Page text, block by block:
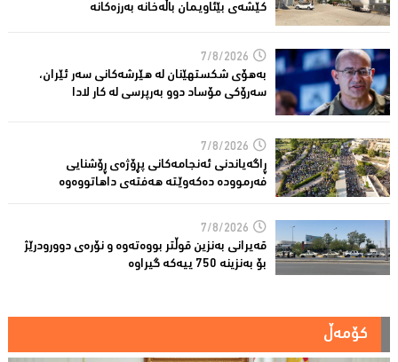
کێشەى بێئاویمان باڵەخانە بەرزەكانە
7/8/2026
بەهۆى شکستهێنان لە هێرشەکانى سەر ئێران،
سەرۆكی مۆساد دوو بەرپرسی لە كار لادا
7/8/2026
ڕاگەیاندنی ئەنجامەكانی پڕۆژەی ڕۆشنایی
فەرموودە دەکەوێتە هەفتەی داهاتووەوە
7/8/2026
قەیرانى بەنزین قوڵتر بووەتەوە و نۆرەی دوورودرێژ
بۆ بەنزینە 750 ییەکە گیراوە
کۆمەڵ